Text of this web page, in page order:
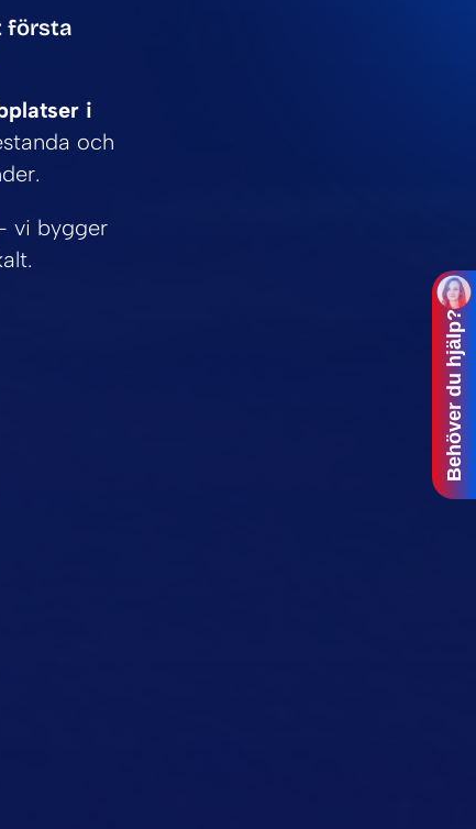
första
i
och
vi bygger
Behöver du hjälp?